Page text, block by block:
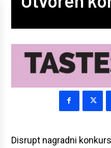
Disrupt nagradni